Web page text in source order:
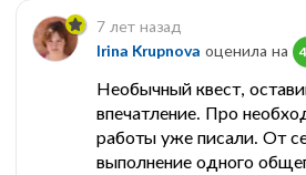
7 лет назад
Irina Krupnova оценила на
Необычный квест,
впечатление. Про
работы уже писали. От
выполнение одного